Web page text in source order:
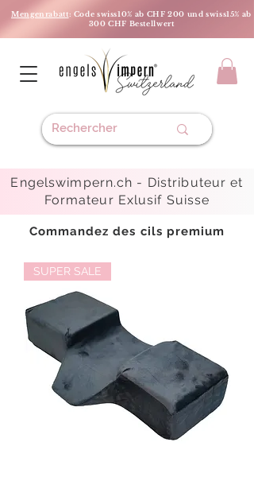
Mengenrabatt: Code swiss10% ab CHF 200 und swiss15% ab
300 CHF Bestellwert
Engelswimpern.ch - Distributeur et
Formateur Exlusif Suisse
Commandez des cils premium
SUPER SALE